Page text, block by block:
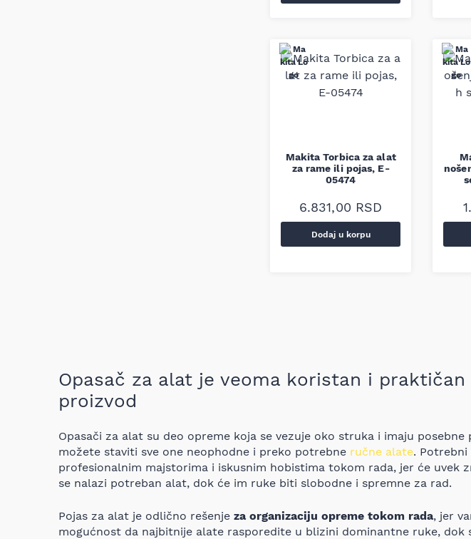
Makita Torbica za alat
za rame ili pojas, E-
05474
6.831,00 RSD
Dodaj u korpu
Opasač za alat je veoma koristan i praktičan
proizvod
Opasači za alat su deo opreme koja se vezuje oko struka i imaju posebne
možete staviti sve one neophodne i preko potrebne ručne alate. Potrebni
profesionalnim majstorima i iskusnim hobistima tokom rada, jer će uvek
se nalazi potreban alat, dok će im ruke biti slobodne i spremne za rad.
Pojas za alat je odlično rešenje za organizaciju opreme tokom rada, jer
mogućnost da najbitnije alate rasporedite u blizini dominantne ruke, dok